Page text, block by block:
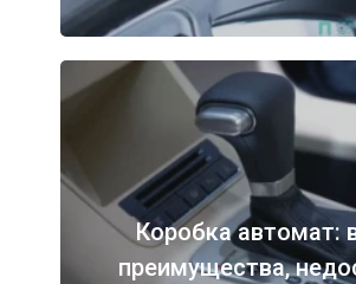
Коробка автомат:
преимущества,